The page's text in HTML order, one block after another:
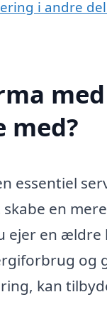
i andre
essentiel
en
ejer en
og
kan